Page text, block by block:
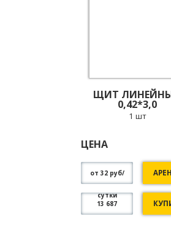
ЩИТ
0,42*3,0
1 шт
ЦЕНА
от 32 руб/
сутки
13 687